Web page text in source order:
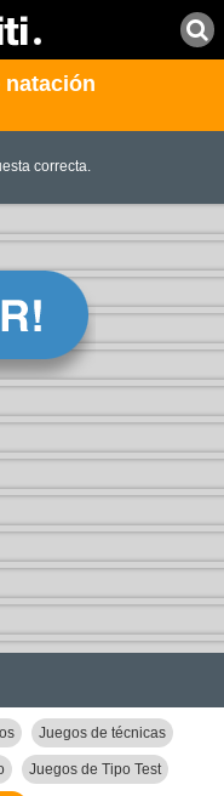
natación
correcta.
Juegos de técnicas
Juegos de Tipo Test